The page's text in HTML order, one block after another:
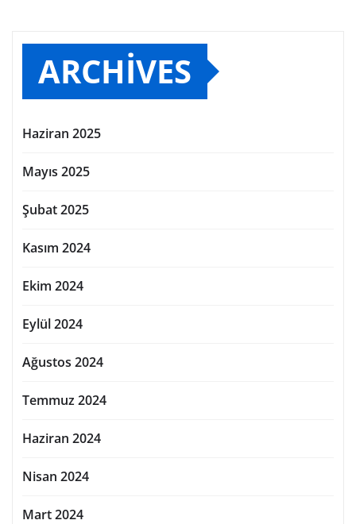
ARCHIVES
Haziran 2025
Mayıs 2025
Şubat 2025
Kasım 2024
Ekim 2024
Eylül 2024
Ağustos 2024
Temmuz 2024
Haziran 2024
Nisan 2024
Mart 2024